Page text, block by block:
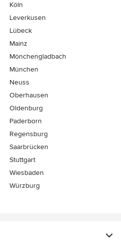
Köln
Leverkusen
Lübeck
Mainz
Mönchen­gladbach
München
Neuss
Oberhausen
Oldenburg
Paderborn
Regensburg
Saarbrücken
Stuttgart
Wiesbaden
Würzburg